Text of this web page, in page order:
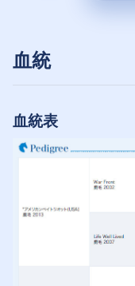
血統
血統表